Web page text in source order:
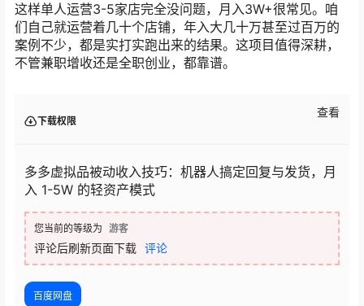
这样单人运营3-5家店完全没问题，月入3W+很常见。咱
们自己就运营着几十个店铺，年入大几十万甚至过百万的
案例不少，都是实打实跑出来的结果。这项目值得深耕，
不管兼职增收还是全职创业，都靠谱。
下载权限
查看
多多虚拟品被动收入技巧：机器人搞定回复与发货，月
入 1-5W 的轻资产模式
您当前的等级为 游客
评论后刷新页面下载 评论
百度网盘